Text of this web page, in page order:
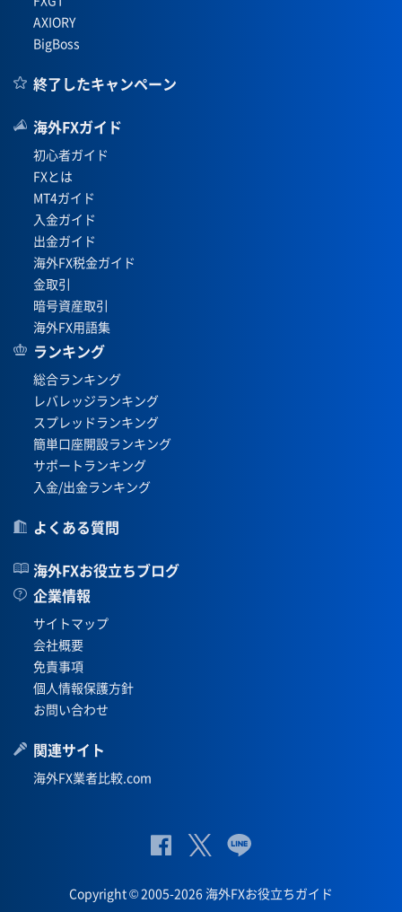
AXIORY
BigBoss
終了したキャンペーン
海外FXガイド
初心者ガイド
FXとは
MT4ガイド
入金ガイド
出金ガイド
海外FX税金ガイド
金取引
暗号資産取引
海外FX用語集
ランキング
総合ランキング
レバレッジランキング
スプレッドランキング
簡単口座開設ランキング
サポートランキング
入金/出金ランキング
よくある質問
海外FXお役立ちブログ
企業情報
サイトマップ
会社概要
免責事項
個人情報保護方針
お問い合わせ
関連サイト
海外FX業者比較.com
式
Twit
ter
式
Copyright © 2005-2026 海外FXお役立ちガイド